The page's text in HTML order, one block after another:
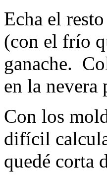
Echa el
(con el frío
ganache.
en la nevera
Con los
difícil
quedé corta